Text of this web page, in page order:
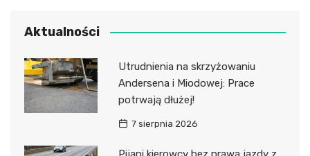
Aktualności
Utrudnienia na skrzyżowaniu
Andersena i Miodowej: Prace
potrwają dłużej!
7 sierpnia 2026